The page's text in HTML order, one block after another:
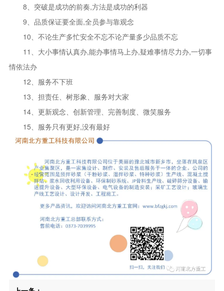
8、突破是成功的前奏,方法是成功的利器
9、品质保证要全面,全员参与靠观念
10、不论生产多忙安全不忘不论产量多少品质不忘
11、大小事情认真办,能办事情马上办,疑难事情尽力办,一切事
情依法办
12、服务不下班
13、担责任、树形象、服务对大家
14、更新观念、创新管理、完善制度、微笑服务
15、服务只有更好,没有最好